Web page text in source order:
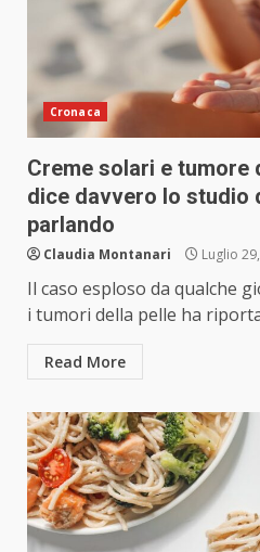
Cronaca
Creme solari e tumore
dice davvero lo studio
parlando
Claudia Montanari Luglio
Il caso esploso da qualche
i tumori della pelle ha
Read More